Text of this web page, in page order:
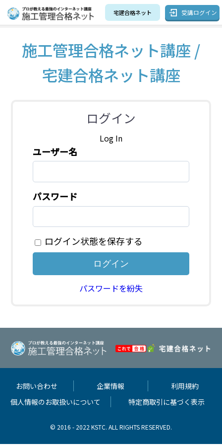
宅建合格ネット 受講ログイン
施工管理合格ネット講座 /
宅建合格ネット講座
ログイン
Log In
ユーザー名
パスワード
ログイン状態を保存する
パスワードを紛失
お問い合わせ 企業情報
利用規約
個人情報のお取扱いについて
特定商取引に基づく表示
© 2016 - 2022 KSTC. ALL RIGHTS RESERVED.